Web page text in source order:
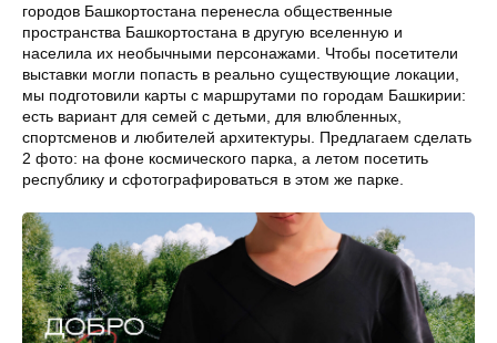
городов Башкортостана перенесла общественные
пространства Башкортостана в другую вселенную и
населила их необычными персонажами. Чтобы посетители
выставки могли попасть в реально существующие локации,
мы подготовили карты с маршрутами по городам Башкирии:
есть вариант для семей с детьми, для влюбленных,
спортсменов и любителей архитектуры. Предлагаем сделать
2 фото: на фоне космического парка, а летом посетить
республику и сфотографироваться в этом же парке.